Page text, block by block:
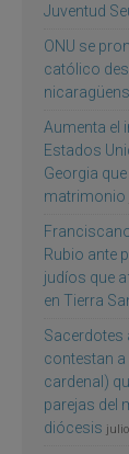
Juventud
ONU se
católico
Aumenta el
Estados
Georgia
matrimonio
Rubio ante
judíos que
en Tierra
Sacerdotes
contestan
cardenal)
parejas del
diócesis